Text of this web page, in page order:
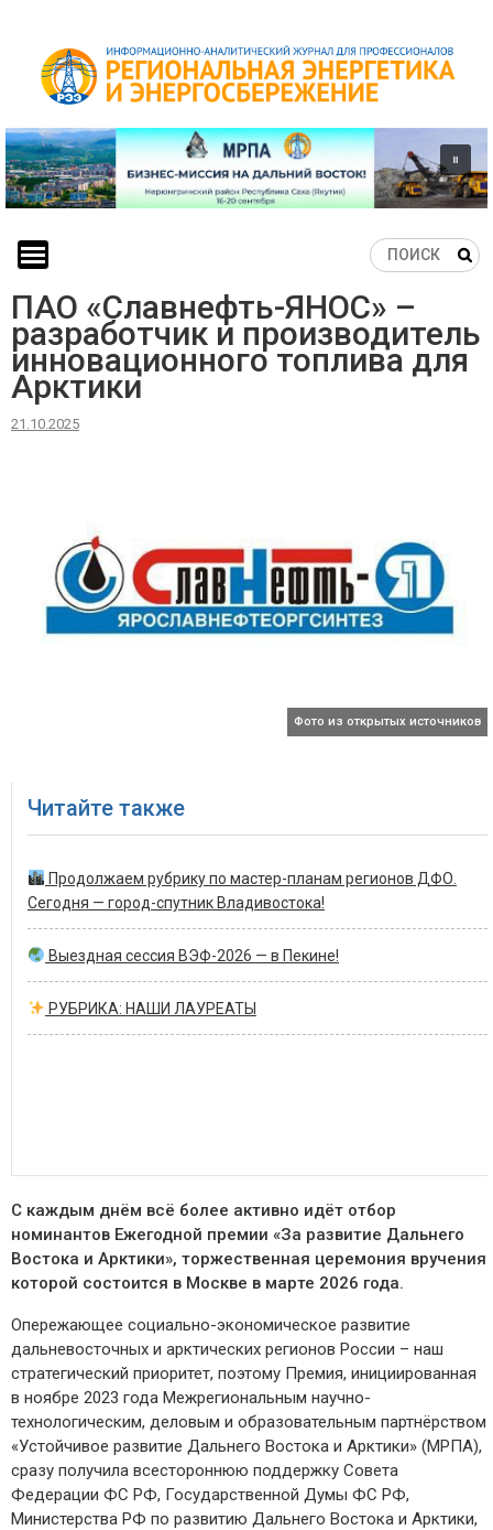
content
ПАО «Славнефть-ЯНОС» –
разработчик и производитель
инновационного топлива для
Арктики
21.10.2025
Фото из открытых источников
Читайте также
Продолжаем рубрику по мастер-планам регионов ДФО.
Сегодня — город-спутник Владивостока!
Выездная сессия ВЭФ-2026 — в Пекине!
РУБРИКА: НАШИ ЛАУРЕАТЫ
С каждым днём всё более активно идёт отбор
номинантов Ежегодной премии «За развитие Дальнего
Востока и Арктики», торжественная церемония вручения
которой состоится в Москве в марте 2026 года.
Опережающее социально-экономическое развитие
дальневосточных и арктических регионов России – наш
стратегический приоритет, поэтому Премия, инициированная
в ноябре 2023 года Межрегиональным научно-
технологическим, деловым и образовательным партнёрством
«Устойчивое развитие Дальнего Востока и Арктики» (МРПА),
сразу получила всестороннюю поддержку Совета
Федерации ФС РФ, Государственной Думы ФС РФ,
Министерства РФ по развитию Дальнего Востока и Арктики,